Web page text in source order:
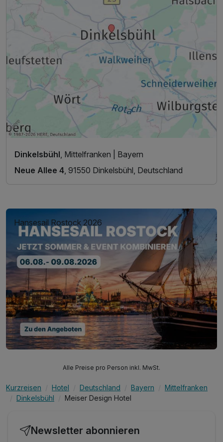
Dinkelsbühl , Mittelfranken | Bayern
Neue Allee 4 , 91550 Dinkelsbühl, Deutschland
Hansesail Rostock 2026
Alle Preise pro Person inkl. MwSt.
Kurzreisen Hotel Deutschland Bayern
Mittelfranken
Dinkelsbühl
Meiser Design Hotel
Newsletter abonnieren